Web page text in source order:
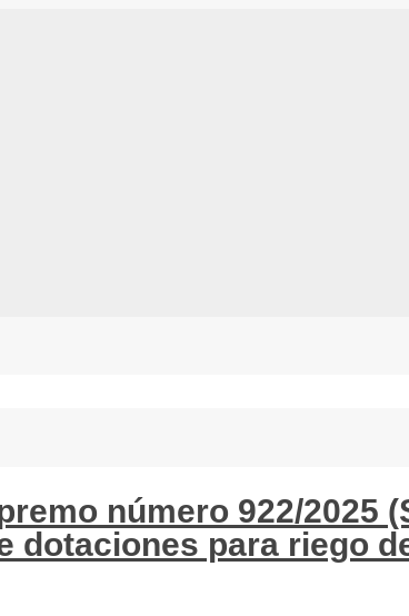
número 922/2025
dotaciones para riego